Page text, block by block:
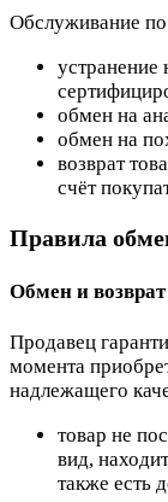
Обслуживание по
устранение
обмен на
обмен на
возврат
счёт
Правила
Обмен и
Продавец
момента
надлежащего
товар не
вид,
также есть